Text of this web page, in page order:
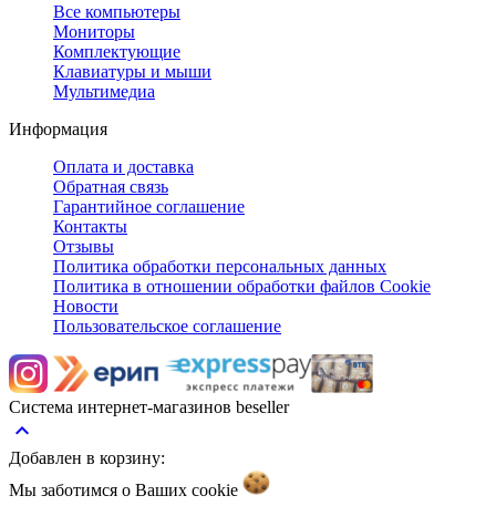
Все компьютеры
Мониторы
Комплектующие
Клавиатуры и мыши
Мультимедиа
Информация
Оплата и доставка
Обратная связь
Гарантийное соглашение
Контакты
Отзывы
Политика обработки персональных данных
Политика в отношении обработки файлов Cookie
Новости
Пользовательское соглашение
Система интернет-магазинов beseller
keyboard_arrow_up
Добавлен в корзину:
Мы заботимся о Ваших cookie